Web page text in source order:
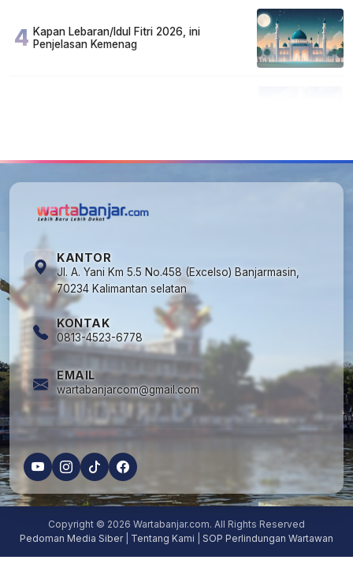
4 Kapan Lebaran/Idul Fitri 2026, ini
Penjelasan Kemenag
KANTOR
Jl. A. Yani Km 5.5 No.458 (Excelso) Banjarmasin,
70234 Kalimantan selatan
KONTAK
0813-4523-6778
EMAIL
wartabanjarcom@gmail.com
Copyright © 2026 Wartabanjar.com. All Rights Reserved
Pedoman Media Siber| Tentang Kami SOP Perlindungan Wartawan